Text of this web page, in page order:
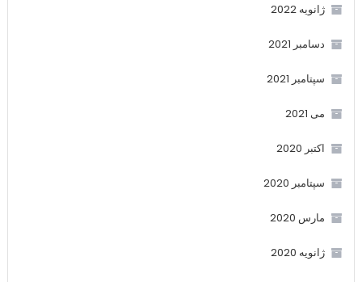
ژانویه 2022
دسامبر 2021
سپتامبر 2021
می 2021
اکتبر 2020
سپتامبر 2020
مارس 2020
ژانویه 2020